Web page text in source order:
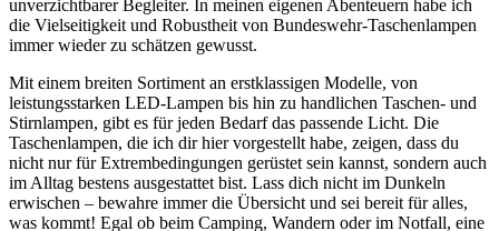
⁢unverzichtbarer Begleiter. In ‌meinen⁢ eigenen Abenteuern habe ⁣ich
die Vielseitigkeit und Robustheit von Bundeswehr-Taschenlampen
immer wieder ⁤zu schätzen gewusst.
Mit einem ‌breiten ⁤Sortiment an erstklassigen Modelle, von
leistungsstarken LED-Lampen ⁢bis hin zu⁣ handlichen ‍Taschen- ⁢und‌
Stirnlampen, gibt es für ⁤jeden Bedarf das passende Licht. Die
Taschenlampen, die ich ‌dir hier vorgestellt⁤ habe, zeigen, dass‍ du
nicht nur⁣ für Extrembedingungen gerüstet sein kannst, sondern auch
⁢im Alltag ‌bestens ausgestattet bist. Lass dich ‍nicht‍ im Dunkeln
erwischen – bewahre immer die Übersicht und sei‍ bereit für ​alles,
was ‍kommt! Egal ob beim Camping, Wandern oder ​im Notfall, eine